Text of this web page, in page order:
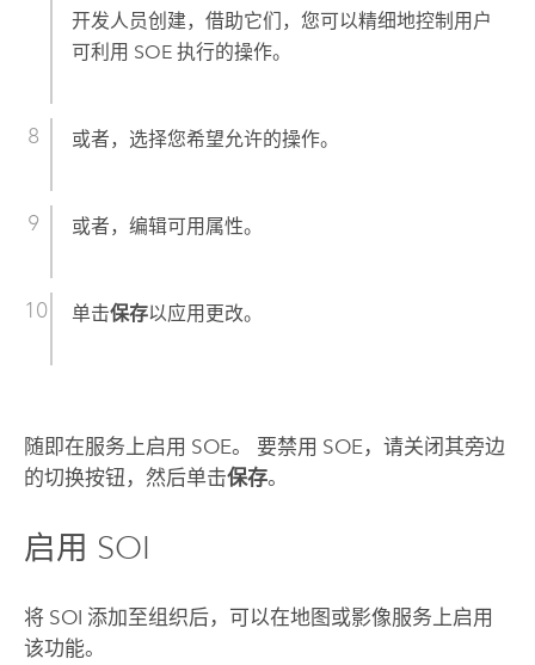
开发人员创建，借助它们，您可以精细地控制用户
可利用 SOE 执行的操作。
或者，选择您希望允许的操作。
或者，编辑可用属性。
单击保存以应用更改。
随即在服务上启用 SOE。 要禁用 SOE，请关闭其旁边
的切换按钮，然后单击保存。
启用 SOI
将 SOI 添加至组织后，可以在地图或影像服务上启用
该功能。